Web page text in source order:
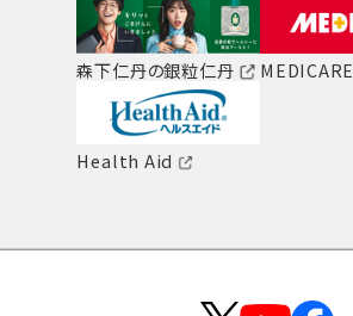
森下仁丹の銀粒仁丹 MEDICARE
Health Aid